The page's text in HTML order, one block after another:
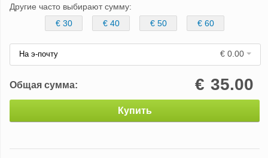
Другие часто выбирают сумму:
€ 30
€ 40 € 50 € 60
На э-почту € 0.00
Общая сумма: 35.00
€
Купить